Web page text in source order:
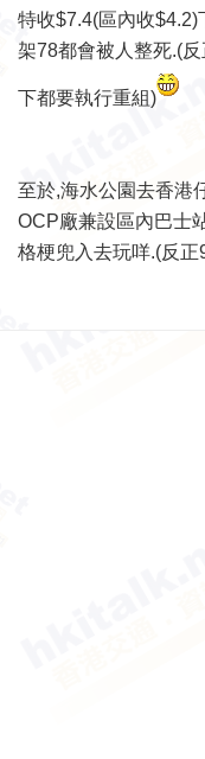
特收$7.4(區內收
架78都會被人整死.(
下都要執行重組)
至於,海水公園去香港
OCP廠兼設區內巴士
格梗兜入去玩咩.(反